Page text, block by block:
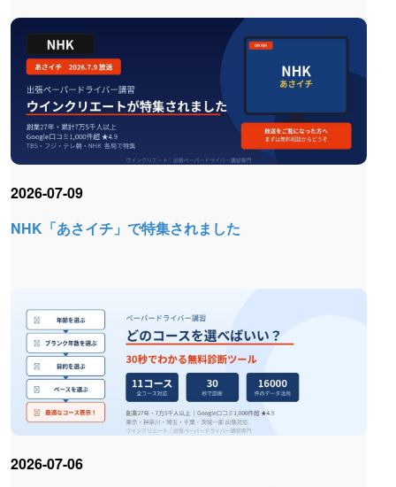
NHK「あさイチ」で特集されました
2026-07-09
2026-07-06